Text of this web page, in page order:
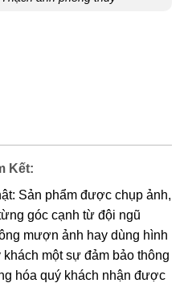
Kết:
Sản phẩm được chụp ảnh,
góc cạnh từ đội ngũ
mượn ảnh hay dùng hình
một sự đảm bảo thông
hóa quý khách nhận được